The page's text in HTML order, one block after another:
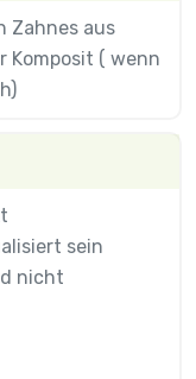
Zahnes aus
Komposit ( wenn
sein
nicht